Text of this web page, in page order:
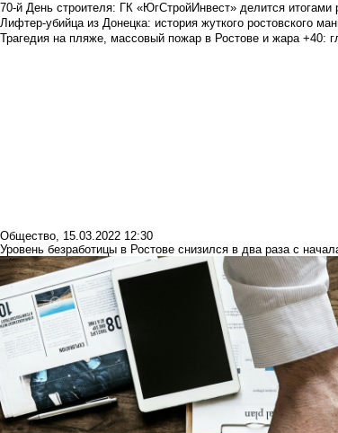
70-й День строителя: ГК «ЮгСтройИнвест» делится итогами
Лифтер-убийца из Донецка: история жуткого ростовского
Трагедия на пляже, массовый пожар в Ростове и жара +40:
Общество, 15.03.2022 12:30
Уровень безработицы в Ростове снизился в два раза с